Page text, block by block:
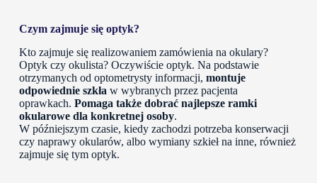
Czym zajmuje się optyk?
Kto zajmuje się realizowaniem zamówienia na okulary?
Optyk czy okulista? Oczywiście optyk. Na podstawie
otrzymanych od optometrysty informacji, montuje
odpowiednie szkła w wybranych przez pacjenta
oprawkach. Pomaga także dobrać najlepsze ramki
okularowe dla konkretnej osoby.
W późniejszym czasie, kiedy zachodzi potrzeba konserwacji
czy naprawy okularów, albo wymiany szkieł na inne, również
zajmuje się tym optyk.